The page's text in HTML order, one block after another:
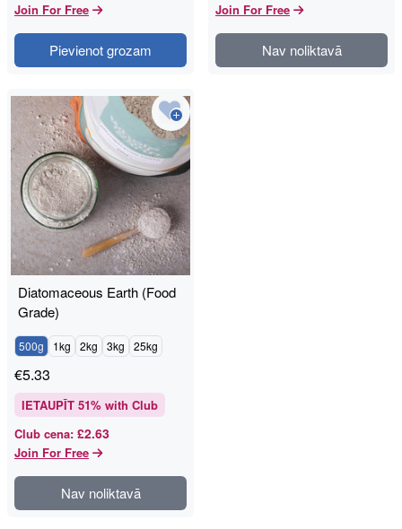
Join For Free
Nav noliktavā
Diatomaceous Earth (Food
Grade)
500g 1kg 2kg 3kg 25kg
€5.33
IETAUPĪT 51% with Club
Club cena: £2.63
Join For Free
Nav noliktavā
Join For Free
Pievienot grozam